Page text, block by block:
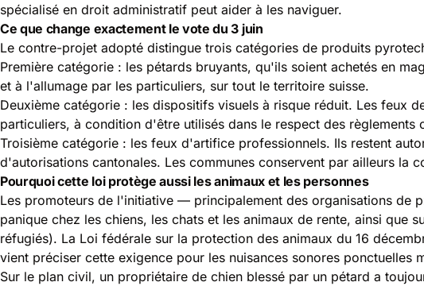
spécialisé en droit administratif peut aider à les naviguer.
Ce que change exactement le vote du 3 juin
Le contre-projet adopté distingue trois catégories de produits
Première catégorie : les pétards bruyants, qu'ils soient achetés en
et à l'allumage par les particuliers, sur tout le territoire suisse.
Deuxième catégorie : les dispositifs visuels à risque réduit. Les feux
particuliers, à condition d'être utilisés dans le respect des
Troisième catégorie : les feux d'artifice professionnels. Ils restent
d'autorisations cantonales. Les communes conservent par ailleurs
Pourquoi cette loi protège aussi les animaux et les personnes
Les promoteurs de l'initiative — principalement des organisations de
panique chez les chiens, les chats et les animaux de rente, ainsi que
réfugiés). La Loi fédérale sur la protection des animaux du 16
vient préciser cette exigence pour les nuisances sonores ponctuelles
Sur le plan civil, un propriétaire de chien blessé par un pétard a